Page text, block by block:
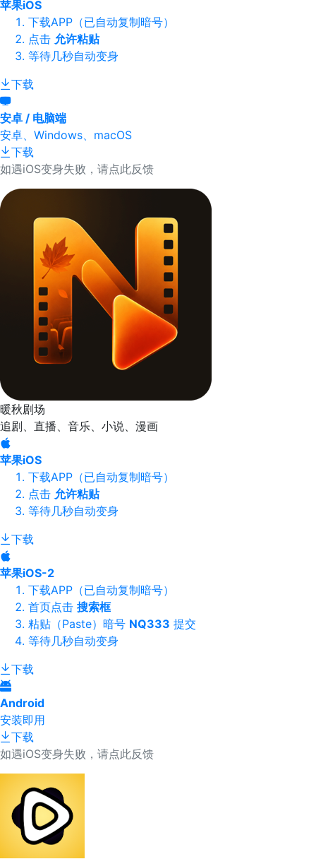
苹果iOS
下载APP（已自动复制暗号）
点击 允许粘贴
等待几秒自动变身
下载
安卓 / 电脑端
安卓、Windows、macOS
下载
如遇iOS变身失败，请点此反馈
暖秋剧场
追剧、直播、音乐、小说、漫画
苹果iOS
下载APP（已自动复制暗号）
点击 允许粘贴
等待几秒自动变身
下载
苹果iOS-2
下载APP（已自动复制暗号）
首页点击 搜索框
粘贴（Paste）暗号 NQ333 提交
等待几秒自动变身
下载
Android
安装即用
下载
如遇iOS变身失败，请点此反馈